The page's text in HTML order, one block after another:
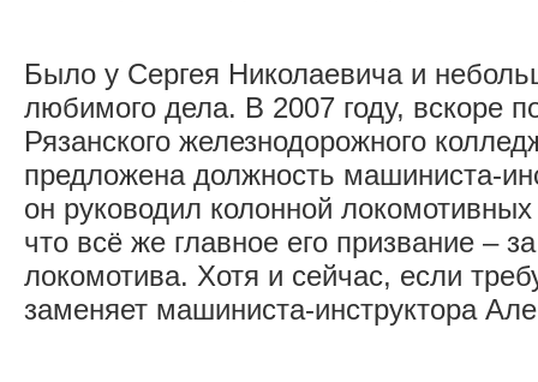
Было у Сергея Николаевича и
любимого дела. В 2007 году, вскоре
Рязанского железнодорожного
предложена должность машиниста-
он руководил колонной
что всё же главное его призвание –
локомотива. Хотя и сейчас, если
заменяет машиниста-инструктора